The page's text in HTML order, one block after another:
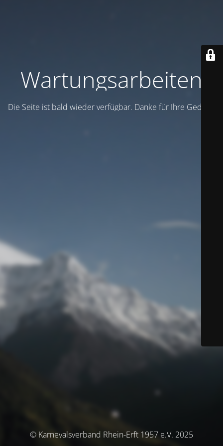
Wartungsarbeiten
Die Seite ist bald wieder verfügbar. Danke für Ihre Geduld!
© Karnevalsverband Rhein-Erft 1957 e.V. 2025